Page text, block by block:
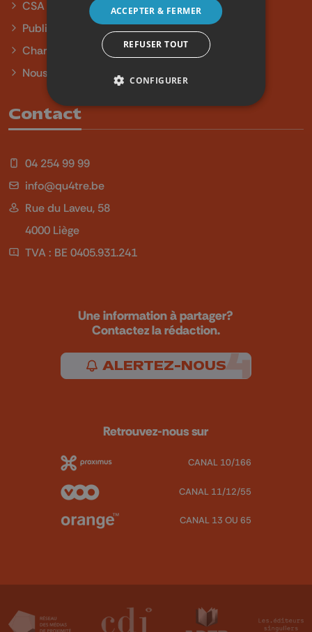
CSA
Publicité
Charte sur l'égalité et la diversité
Nous contacter
Contact
04 254 99 99
info@qu4tre.be
Rue du Laveu, 58
4000 Liège
TVA : BE 0405.931.241
Une information à partager?
Contactez la rédaction.
ALERTEZ-NOUS
Retrouvez-nous sur
CANAL 10/166
CANAL 11/12/55
CANAL 13 OU 65
ACCEPTER & FERMER
REFUSER TOUT
CONFIGURER